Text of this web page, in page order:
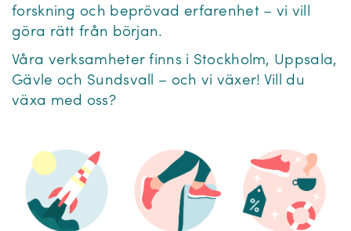
forskning och beprövad erfarenhet – vi vill
göra rätt från början.
Våra verksamheter finns i Stockholm, Uppsala,
Gävle och Sundsvall – och vi växer! Vill du
växa med oss?